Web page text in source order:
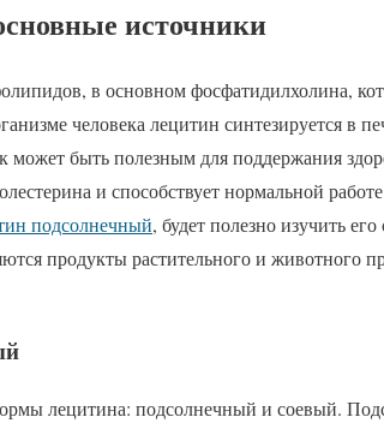
источники
в основном фосфатидилхолина,
человека лецитин синтезируется в
быть полезным для поддержания
и способствует нормальной
подсолнечный, будет полезно изучить
продукты растительного и животного
лецитина: подсолнечный и соевый.